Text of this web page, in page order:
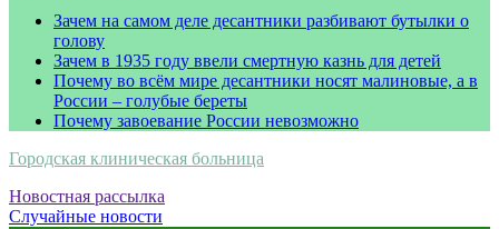
Зачем на самом деле десантники разбивают бутылки о
голову
Зачем в 1935 году ввели смертную казнь для детей
Почему во всём мире десантники носят малиновые, а в
России – голубые береты
Почему завоевание России невозможно
Городская клиническая больница
Новостная рассылка
Случайные новости